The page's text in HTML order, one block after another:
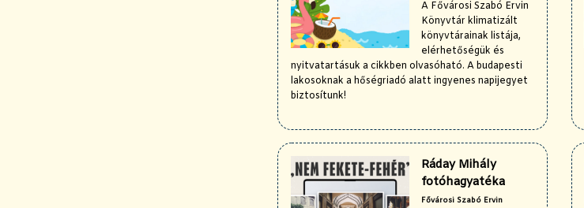
A Fővárosi Szabó Ervin
Könyvtár klimatizált
könyvtárainak listája,
elérhetőségük és
nyitvatartásuk a cikkben olvasóható. A budapesti
lakosoknak a hőségriadó alatt ingyenes napijegyet
biztosítunk!
Ráday Mihály
fotóhagyatéka
Fővárosi Szabó Ervin